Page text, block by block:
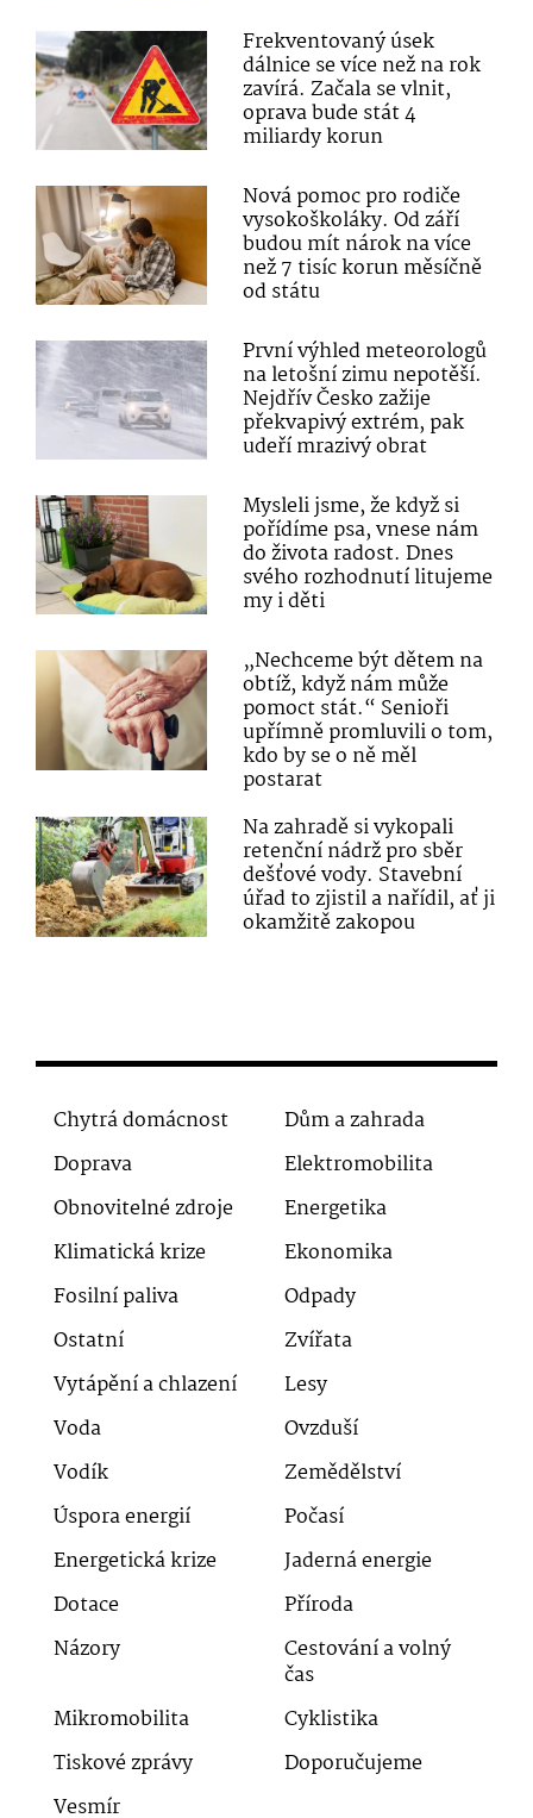
Frekventovaný úsek
dálnice se více než na rok
zavírá. Začala se vlnit,
oprava bude stát 4
miliardy korun
Nová pomoc pro rodiče
vysokoškoláky. Od září
budou mít nárok na více
než 7 tisíc korun měsíčně
od státu
První výhled meteorologů
na letošní zimu nepotěší.
Nejdřív Česko zažije
překvapivý extrém, pak
udeří mrazivý obrat
Mysleli jsme, že když si
pořídíme psa, vnese nám
do života radost. Dnes
svého rozhodnutí litujeme
my i děti
„Nechceme být dětem na
obtíž, když nám může
pomoct stát.“ Senioři
upřímně promluvili o tom,
kdo by se o ně měl
postarat
Na zahradě si vykopali
retenční nádrž pro sběr
dešťové vody. Stavební
úřad to zjistil a nařídil, ať ji
okamžitě zakopou
Chytrá domácnost
Dům a zahrada
Doprava
Elektromobilita
Obnovitelné zdroje
Energetika
Klimatická krize
Ekonomika
Fosilní paliva
Odpady
Ostatní
Zvířata
Vytápění a chlazení
Lesy
Voda
Ovzduší
Vodík
Zemědělství
Úspora energií
Počasí
Energetická krize
Jaderná energie
Dotace
Příroda
Názory
Cestování a volný
čas
Mikromobilita
Cyklistika
Tiskové zprávy
Doporučujeme
Vesmír